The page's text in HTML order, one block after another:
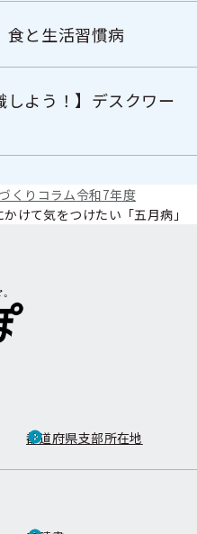
食と生活習慣病
よう！】デスクワー
くりコラム令和7年度
けて気をつけたい「五月病」
都道府県支部所在地